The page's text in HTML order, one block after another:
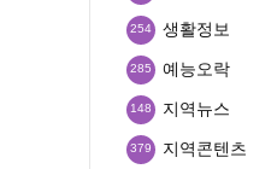
생활정보
254
예능오락
285
지역뉴스
148
지역콘텐츠
379